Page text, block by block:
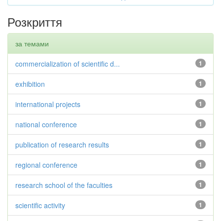
Розкриття
за темами
1
commercialization of scientific d...
1
exhibition
1
international projects
1
national conference
1
publication of research results
1
regional conference
1
research school of the faculties
1
scientific activity